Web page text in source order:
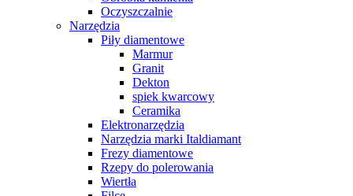
Oczyszczalnie
Narzędzia
Piły diamentowe
Marmur
Granit
Dekton
spiek kwarcowy
Ceramika
Elektronarzędzia
Narzędzia marki Italdiamant
Frezy diamentowe
Rzepy do polerowania
Wiertła